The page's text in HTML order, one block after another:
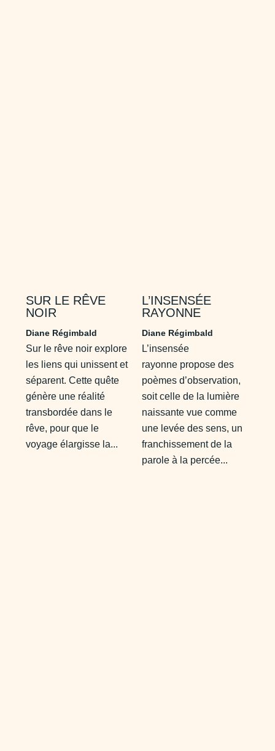
SUR LE RÊVE
NOIR
Diane Régimbald
Sur le rêve noir explore
les liens qui unissent et
séparent. Cette quête
génère une réalité
transbordée dans le
rêve, pour que le
voyage élargisse la...
L’INSENSÉE
RAYONNE
Diane Régimbald
L’insensée
rayonne propose des
poèmes d’observation,
soit celle de la lumière
naissante vue comme
une levée des sens, un
franchissement de la
parole à la percée...